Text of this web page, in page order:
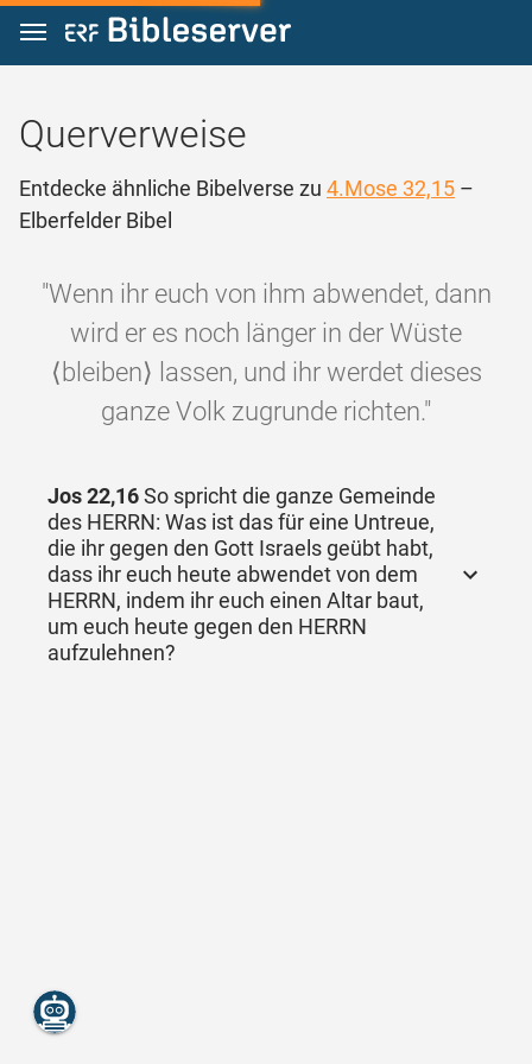
Zum Inhalt springen
Querverweise
Entdecke ähnliche Bibelverse zu 4.Mose 32,15 –
Elberfelder Bibel
"Wenn ihr euch von ihm abwendet, dann
wird er es noch länger in der Wüste
⟨bleiben⟩ lassen, und ihr werdet dieses
ganze Volk zugrunde richten."
Jos 22,16So spricht die ganze Gemeinde
des HERRN: Was ist das für eine Untreue,
die ihr gegen den Gott Israels geübt habt,
dass ihr euch heute abwendet von dem
HERRN, indem ihr euch einen Altar baut,
um euch heute gegen den HERRN
aufzulehnen?